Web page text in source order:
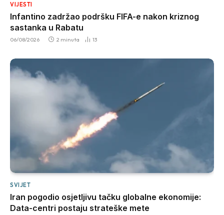
VIJESTI
Infantino zadržao podršku FIFA-e nakon kriznog
sastanka u Rabatu
06/08/2026 2 minuta 13
SVIJET
Iran pogodio osjetljivu tačku globalne ekonomije:
Data-centri postaju strateške mete